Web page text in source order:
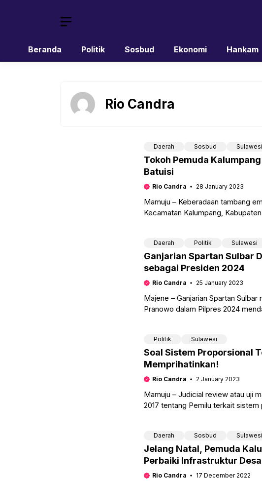
Beranda Politik Sosbud Ekonomi Hankam
Rio Candra
Daerah Sosbud Sulawesi
Tokoh Pemuda
Batuisi
Rio Candra 28 January 2023
Mamuju – Keberadaan tambang
Kecamatan Kalumpang,
Daerah Politik Sulawesi
Ganjarian Spartan Sulbar
sebagai Presiden 2024
Rio Candra 25 January 2023
Majene – Ganjarian Spartan
Pranowo dalam Pilpres 2024
Politik Sulawesi
Soal Sistem Proporsional
Memprihatinkan!
Rio Candra 2 January 2023
Mamuju – Judicial review atau uji
2017 tentang Pemilu terkait
Daerah Sosbud Sulawesi
Jelang Natal, Pemuda
Perbaiki Infrastruktur Desa
Rio Candra 17 December 2022